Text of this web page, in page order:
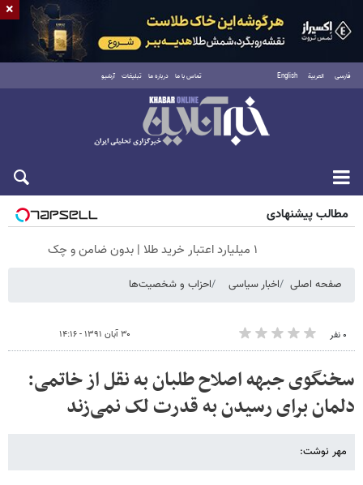
فارسی العربية English تماس با ما درباره ما تبلیغات آرشیو
شنبه ۱۷ مرداد ۱۴۰۵
مطالب پیشنهادی
۱ میلیارد اعتبار خرید طلا | بدون ضامن و چک
صفحه اصلی اخبار سیاسی احزاب و شخصیت‌ها
۰ نفر ۳۰ آبان ۱۳۹۱ - ۱۴:۱۶
سخنگوی جبهه اصلاح طلبان به نقل از خاتمی:
دلمان برای رسیدن به قدرت لک نمی‌زند
مهر نوشت:
×